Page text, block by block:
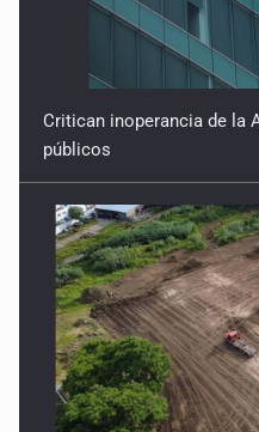
Critican inoperancia de la
públicos